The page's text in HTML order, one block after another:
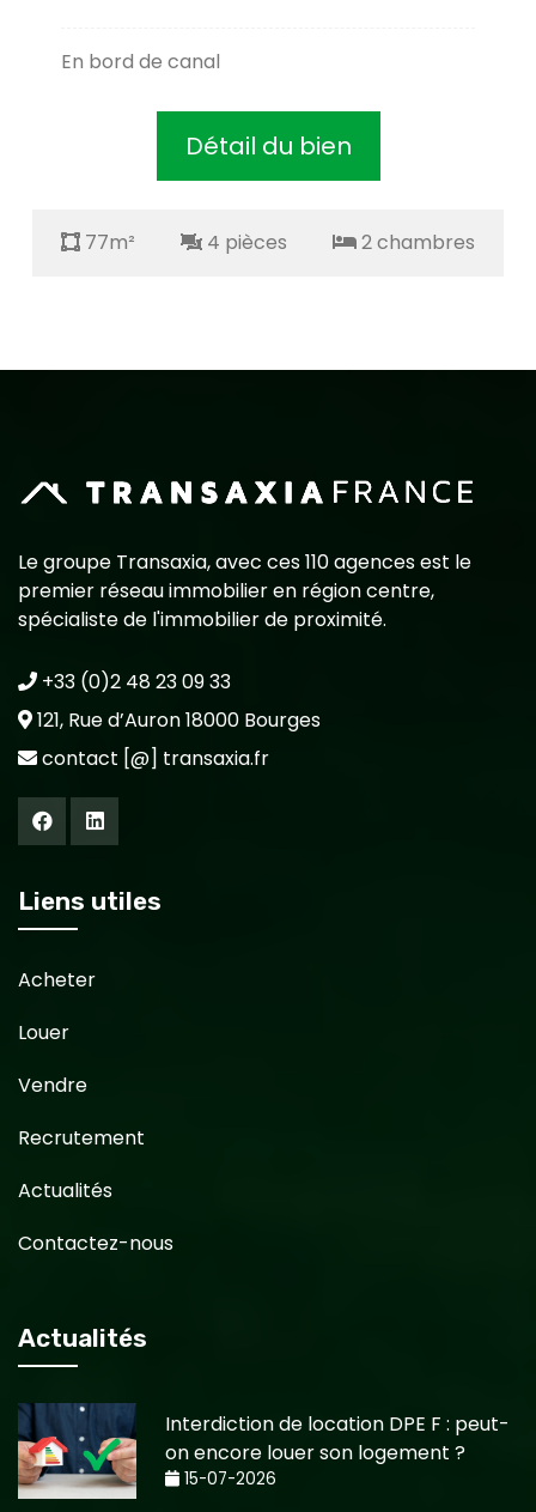
En bord de canal
Détail du bien
77m² 4 pièces 2 chambres
Le groupe Transaxia, avec ces 110 agences est le
premier réseau immobilier en région centre,
spécialiste de l'immobilier de proximité.
+33 (0)2 48 23 09 33
121, Rue d’Auron 18000 Bourges
contact [@] transaxia.fr
Liens utiles
Acheter
Louer
Vendre
Recrutement
Actualités
Contactez-nous
Actualités
Interdiction de location DPE F : peut-
on encore louer son logement ?
15-07-2026